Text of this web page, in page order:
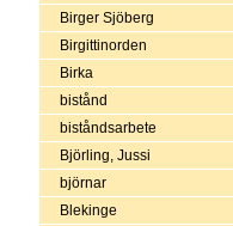
Birger Sjöberg
Birgittinorden
Birka
bistånd
biståndsarbete
Björling, Jussi
björnar
Blekinge